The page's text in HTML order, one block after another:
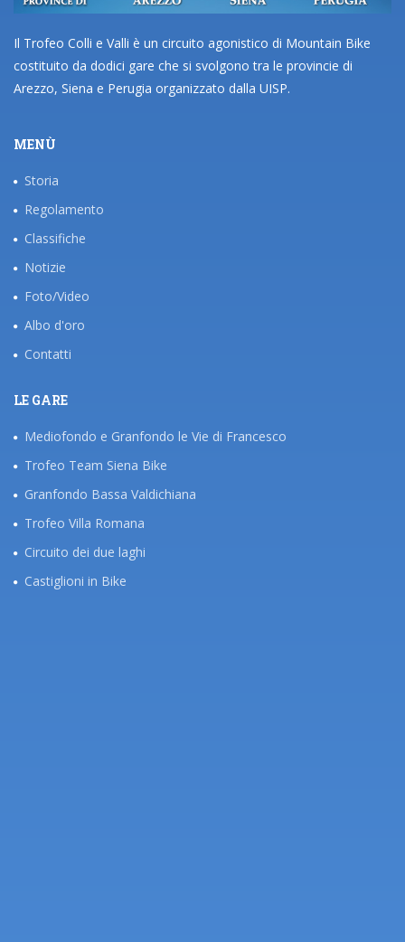
Il Trofeo Colli e Valli è un circuito agonistico di Mountain Bike
costituito da dodici gare che si svolgono tra le provincie di
Arezzo, Siena e Perugia organizzato dalla UISP.
MENÙ
Storia
Regolamento
Classifiche
Notizie
Foto/Video
Albo d'oro
Contatti
LE GARE
Mediofondo e Granfondo le Vie di Francesco
Trofeo Team Siena Bike
Granfondo Bassa Valdichiana
Trofeo Villa Romana
Circuito dei due laghi
Castiglioni in Bike